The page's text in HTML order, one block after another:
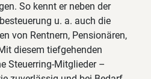
So kennt er neben der
u. a. auch die
von Rentnern, Pensionären,
diesem tiefgehenden
Steuerring-Mitglieder –